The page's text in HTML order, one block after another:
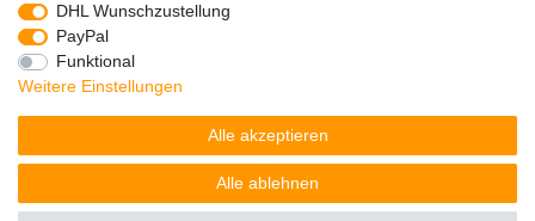
Barrierefreiheitserklärung
Vertrag widerrufen
DHL Wunschzustellung
PayPal
Funktional
Weitere Einstellungen
Alle akzeptieren
Alle ablehnen